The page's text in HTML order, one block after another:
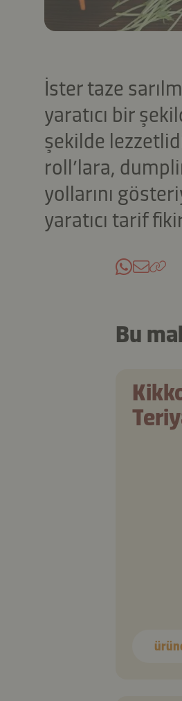
İster taze
yaratıcı bir
şekilde
roll’lara,
yollarını
yaratıcı tarif
Bu